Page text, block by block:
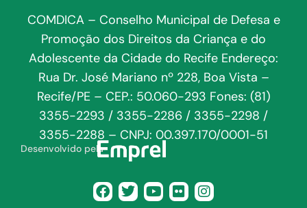
COMDICA – Conselho Municipal de Defesa e
Promoção dos Direitos da Criança e do
Adolescente da Cidade do Recife Endereço:
Rua Dr. José Mariano nº 228, Boa Vista –
Recife/PE – CEP.: 50.060-293 Fones: (81)
3355-2293 / 3355-2286 / 3355-2298 /
3355-2288 – CNPJ: 00.397.170/0001-51
Desenvolvido pela